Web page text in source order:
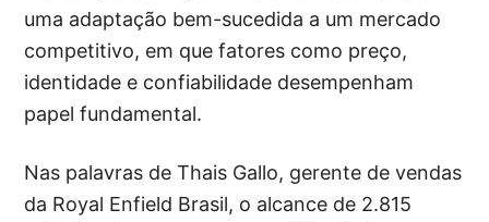
uma adaptação bem-sucedida a um mercado
competitivo, em que fatores como preço,
identidade e confiabilidade desempenham
papel fundamental.
Nas palavras de Thais Gallo, gerente de vendas
da Royal Enfield Brasil, o alcance de 2.815